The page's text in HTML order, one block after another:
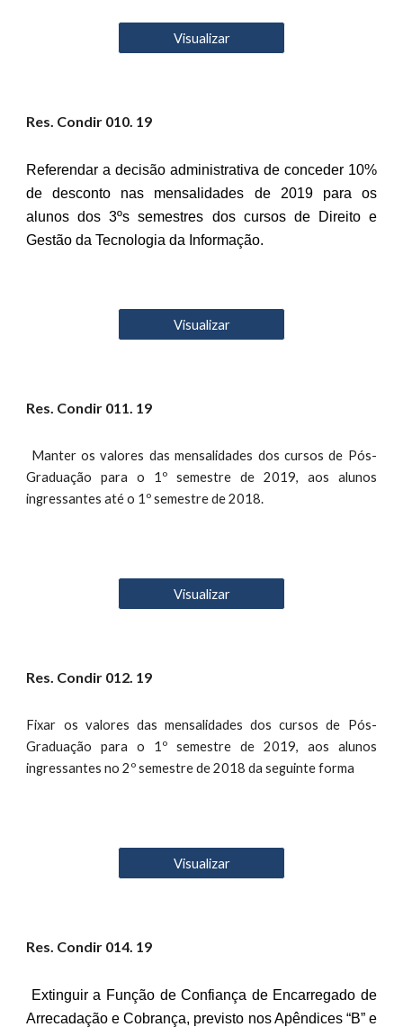
Visualizar
Res. Condir 010. 19
Referendar a decisão administrativa de conceder 10%
de desconto nas mensalidades de 2019 para os
alunos dos 3ºs semestres dos cursos de Direito e
Gestão da Tecnologia da Informação.
Visualizar
Res. Condir 011. 19
Manter os valores das mensalidades dos cursos de Pós-
Graduação para o 1º semestre de 2019, aos alunos
ingressantes até o 1º semestre de 2018.
Visualizar
Res. Condir 012. 19
Fixar os valores das mensalidades dos cursos de Pós-
Graduação para o 1º semestre de 2019, aos alunos
ingressantes no 2º semestre de 2018 da seguinte forma
Visualizar
Res. Condir 014. 19
Extinguir a Função de Confiança de Encarregado de
Arrecadação e Cobrança, previsto nos Apêndices “B” e